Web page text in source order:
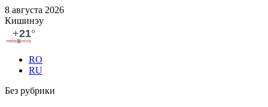
8 августа 2026
Кишинэу
RO
RU
Без рубрики